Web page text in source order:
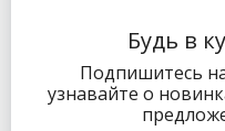
Будь в
Подпишитесь
узнавайте о